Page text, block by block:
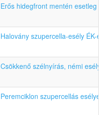
Erős hidegfront mentén esetleg
Halovány szupercella-esély ÉK-en
Csökkenő szélnyírás, némi esély
Peremciklon szupercellás